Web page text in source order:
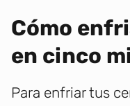
Cómo
en cinco
Para enfriar tus